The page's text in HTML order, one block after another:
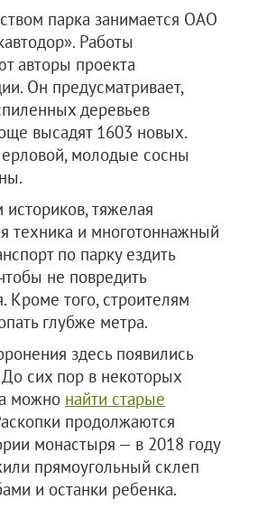
парка занимается ОАО
. Работы
авторы проекта
Он предусматривает,
деревьев
высадят 1603 новых.
молодые сосны
тяжелая
техника и многотоннажный
по парку ездить
не повредить
Кроме того, строителям
глубже метра.
здесь появились
сих пор в некоторых
можно найти старые
продолжаются
монастыря — в 2018 году
прямоугольный склеп
и останки ребенка.